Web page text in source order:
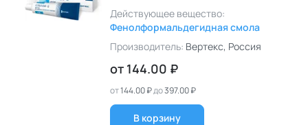
Действующее вещество:
Фенолформальдегидная смола
Производитель: Вертекс, Россия
от 144.00 ₽
от144.00 ₽до397.00 ₽
В корзину